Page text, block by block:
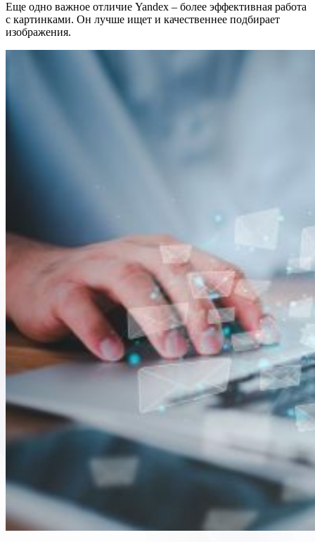
Еще одно важное отличие Yandex – более эффективная работа
с картинками. Он лучше ищет и качественнее подбирает
изображения.